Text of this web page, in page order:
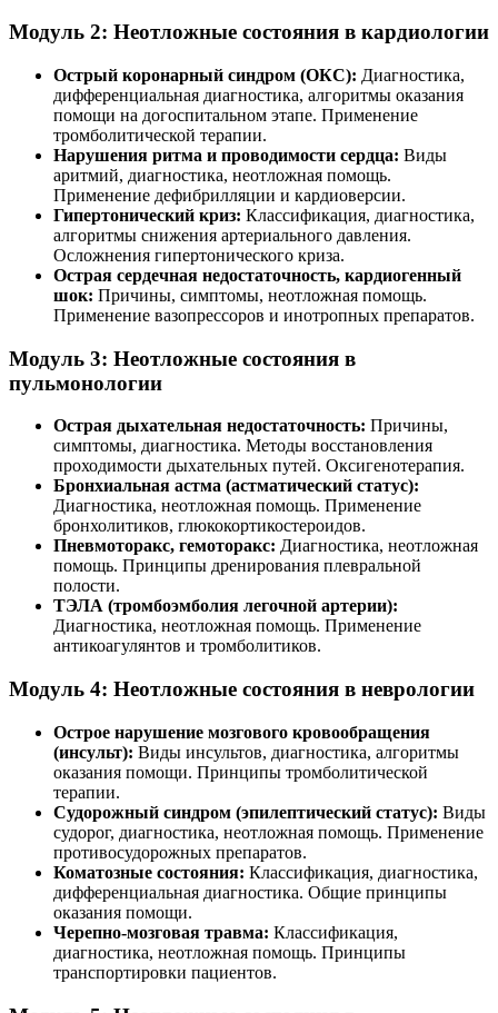
Модуль 2: Неотложные состояния в кардиологии
Острый коронарный синдром (ОКС): Диагностика,
дифференциальная диагностика, алгоритмы оказания
помощи на догоспитальном этапе. Применение
тромболитической терапии.
Нарушения ритма и проводимости сердца: Виды
аритмий, диагностика, неотложная помощь.
Применение дефибрилляции и кардиоверсии.
Гипертонический криз: Классификация, диагностика,
алгоритмы снижения артериального давления.
Осложнения гипертонического криза.
Острая сердечная недостаточность, кардиогенный
шок: Причины, симптомы, неотложная помощь.
Применение вазопрессоров и инотропных препаратов.
Модуль 3: Неотложные состояния в
пульмонологии
Острая дыхательная недостаточность: Причины,
симптомы, диагностика. Методы восстановления
проходимости дыхательных путей. Оксигенотерапия.
Бронхиальная астма (астматический статус):
Диагностика, неотложная помощь. Применение
бронхолитиков, глюкокортикостероидов.
Пневмоторакс, гемоторакс: Диагностика, неотложная
помощь. Принципы дренирования плевральной
полости.
ТЭЛА (тромбоэмболия легочной артерии):
Диагностика, неотложная помощь. Применение
антикоагулянтов и тромболитиков.
Модуль 4: Неотложные состояния в неврологии
Острое нарушение мозгового кровообращения
(инсульт): Виды инсультов, диагностика, алгоритмы
оказания помощи. Принципы тромболитической
терапии.
Судорожный синдром (эпилептический статус): Виды
судорог, диагностика, неотложная помощь. Применение
противосудорожных препаратов.
Коматозные состояния: Классификация, диагностика,
дифференциальная диагностика. Общие принципы
оказания помощи.
Черепно-мозговая травма: Классификация,
диагностика, неотложная помощь. Принципы
транспортировки пациентов.